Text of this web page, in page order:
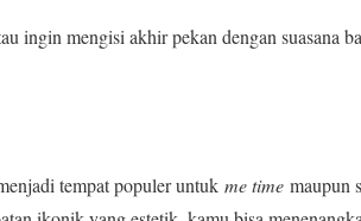
ingin mengisi akhir pekan dengan suasana
tempat populer untuk me time maupun